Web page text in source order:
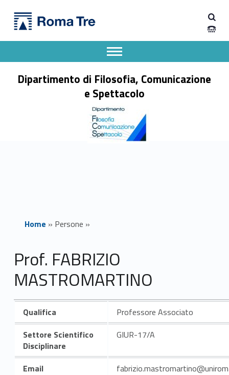
Prof. FABRIZIO MASTROMARTINO insegnamenti - Dipartimento di Filosofia, Comunicazione e Spettacolo
Dipartimento di Filosofia, Comunicazione
e Spettacolo
Apri il menu secondario
Header info sidebar
Home » Persone »
Prof. FABRIZIO
MASTROMARTINO
Qualifica
Professore Associato
Settore Scientifico
Disciplinare
GIUR-17/A
Email